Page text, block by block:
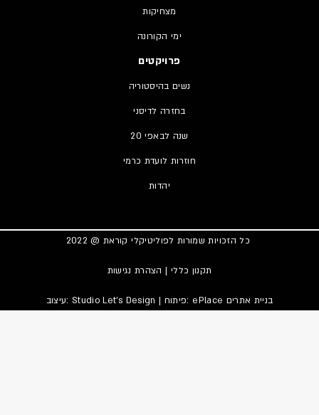
מצחיקות
ימי הקורונה
פרויקטים
נשים בהיסטוריה
בחזרה לדיסני
20 שנה לבאפי
חוזרות לועדת כרמי
יהדות
תקנון כללי | הצהרת נגישות
עיצוב: Studio Let’s Design | פיתוח: ePlace בניית אתרים